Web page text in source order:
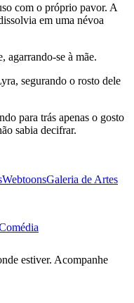
com o próprio pavor. A
em uma névoa
se à mãe.
segurando o rosto dele
para trás apenas o gosto
sabia decifrar.
WebtoonsGaleria de Artes
estiver. Acompanhe